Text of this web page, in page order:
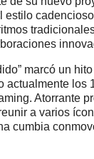
estilo
marcó un
actualmente los
Atorrante
a varios
cumbia